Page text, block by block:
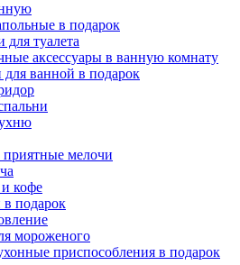
в подарок
для туалета
аксессуары в ванную комнату
ванной в подарок
приятные мелочи
кофе
подарок
мороженого
приспособления в подарок